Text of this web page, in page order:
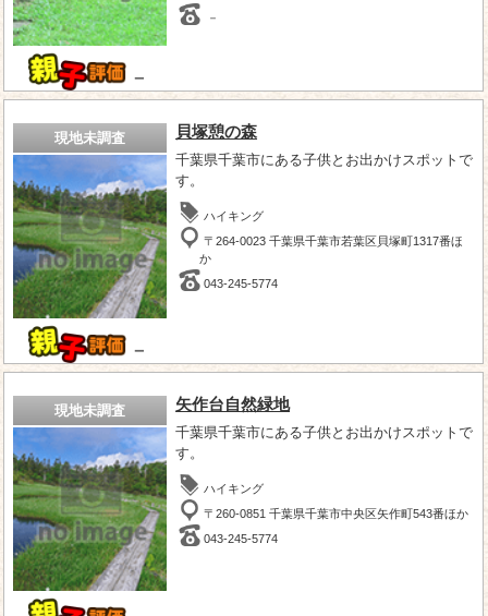
－
－
現地未調査
－
貝塚憩の森
千葉県千葉市にある子供とお出かけスポットで
す。
ハイキング
〒264-0023 千葉県千葉市若葉区貝塚町1317番ほ
か
043-245-5774
現地未調査 矢作台自然緑地
千葉県千葉市にある子供とお出かけスポットで
す。
ハイキング
〒260-0851 千葉県千葉市中央区矢作町543番ほか
043-245-5774